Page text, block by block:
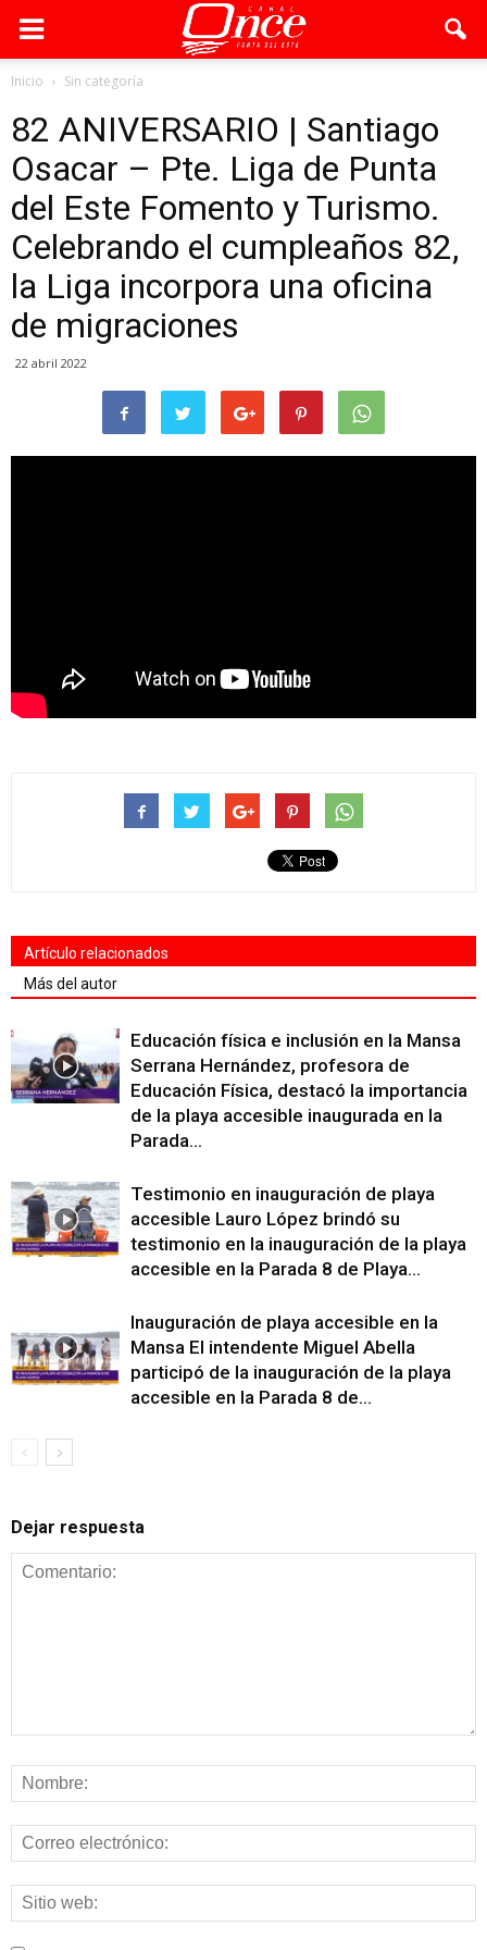
Inicio Sin categoría
82 ANIVERSARIO | Santiago
Osacar – Pte. Liga de Punta
del Este Fomento y Turismo.
Celebrando el cumpleaños 82,
la Liga incorpora una oficina
de migraciones
22 abril 2022
Artículo relacionados
Más del autor
Educación física e inclusión en la Mansa
Serrana Hernández, profesora de
Educación Física, destacó la importancia
de la playa accesible inaugurada en la
Parada...
Testimonio en inauguración de playa
accesible Lauro López brindó su
testimonio en la inauguración de la playa
accesible en la Parada 8 de Playa...
Inauguración de playa accesible en la
Mansa El intendente Miguel Abella
participó de la inauguración de la playa
accesible en la Parada 8 de...
Dejar respuesta